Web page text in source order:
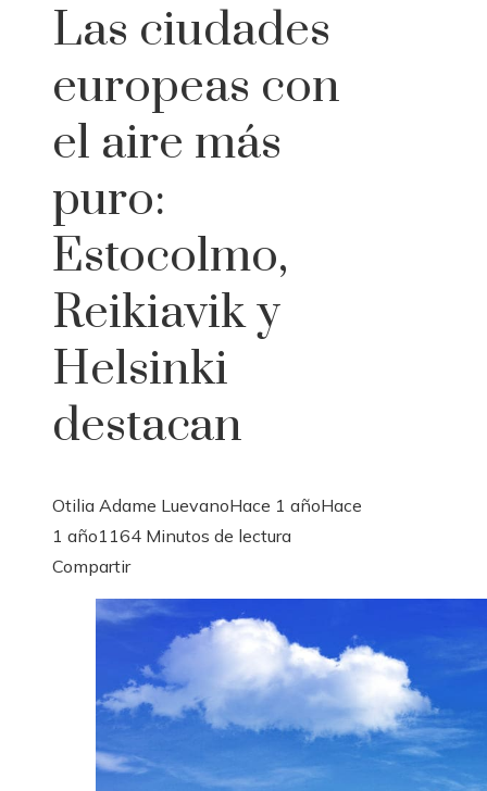
Las ciudades
europeas con
el aire más
puro:
Estocolmo,
Reikiavik y
Helsinki
destacan
Otilia Adame LuevanoHace 1 añoHace
1 año1164 Minutos de lectura
Facebook
Twitter
LinkedIn
Pinterest
Stumbleupon
Email
Compartir